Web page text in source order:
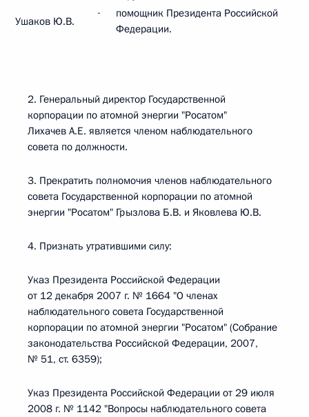
Ушаков Ю.В.
-
помощник Президента Российской
Федерации.
2. Генеральный директор Государственной
корпорации по атомной энергии "Росатом"
Лихачев А.Е. является членом наблюдательного
совета по должности.
3. Прекратить полномочия членов наблюдательного
совета Государственной корпорации по атомной
энергии "Росатом" Грызлова Б.В. и Яковлева Ю.В.
4. Признать утратившими силу:
Указ Президента Российской Федерации
от 12 декабря 2007 г. № 1664 "О членах
наблюдательного совета Государственной
корпорации по атомной энергии "Росатом" (Собрание
законодательства Российской Федерации, 2007,
№ 51, ст. 6359);
Указ Президента Российской Федерации от 29 июля
2008 г. № 1142 "Вопросы наблюдательного совета